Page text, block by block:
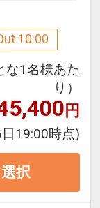
プラン」
プラ
食事条
約にお進
プランを
10:00
な1名様あた
り）
円
19:00時点)
選択